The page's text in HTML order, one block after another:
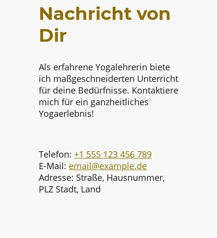
Nachricht von
Dir
Als erfahrene Yogalehrerin biete
ich maßgeschneiderten Unterricht
für deine Bedürfnisse. Kontaktiere
mich für ein ganzheitliches
Yogaerlebnis!
Telefon: +1 555 123 456 789
E-Mail: email@example.de
Adresse: Straße, Hausnummer,
PLZ Stadt, Land